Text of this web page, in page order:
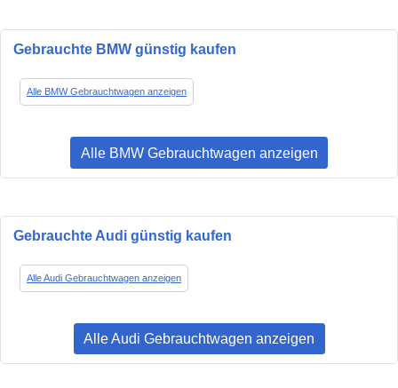
Gebrauchte BMW günstig kaufen
Alle BMW Gebrauchtwagen anzeigen
Alle BMW Gebrauchtwagen anzeigen
Gebrauchte Audi günstig kaufen
Alle Audi Gebrauchtwagen anzeigen
Alle Audi Gebrauchtwagen anzeigen